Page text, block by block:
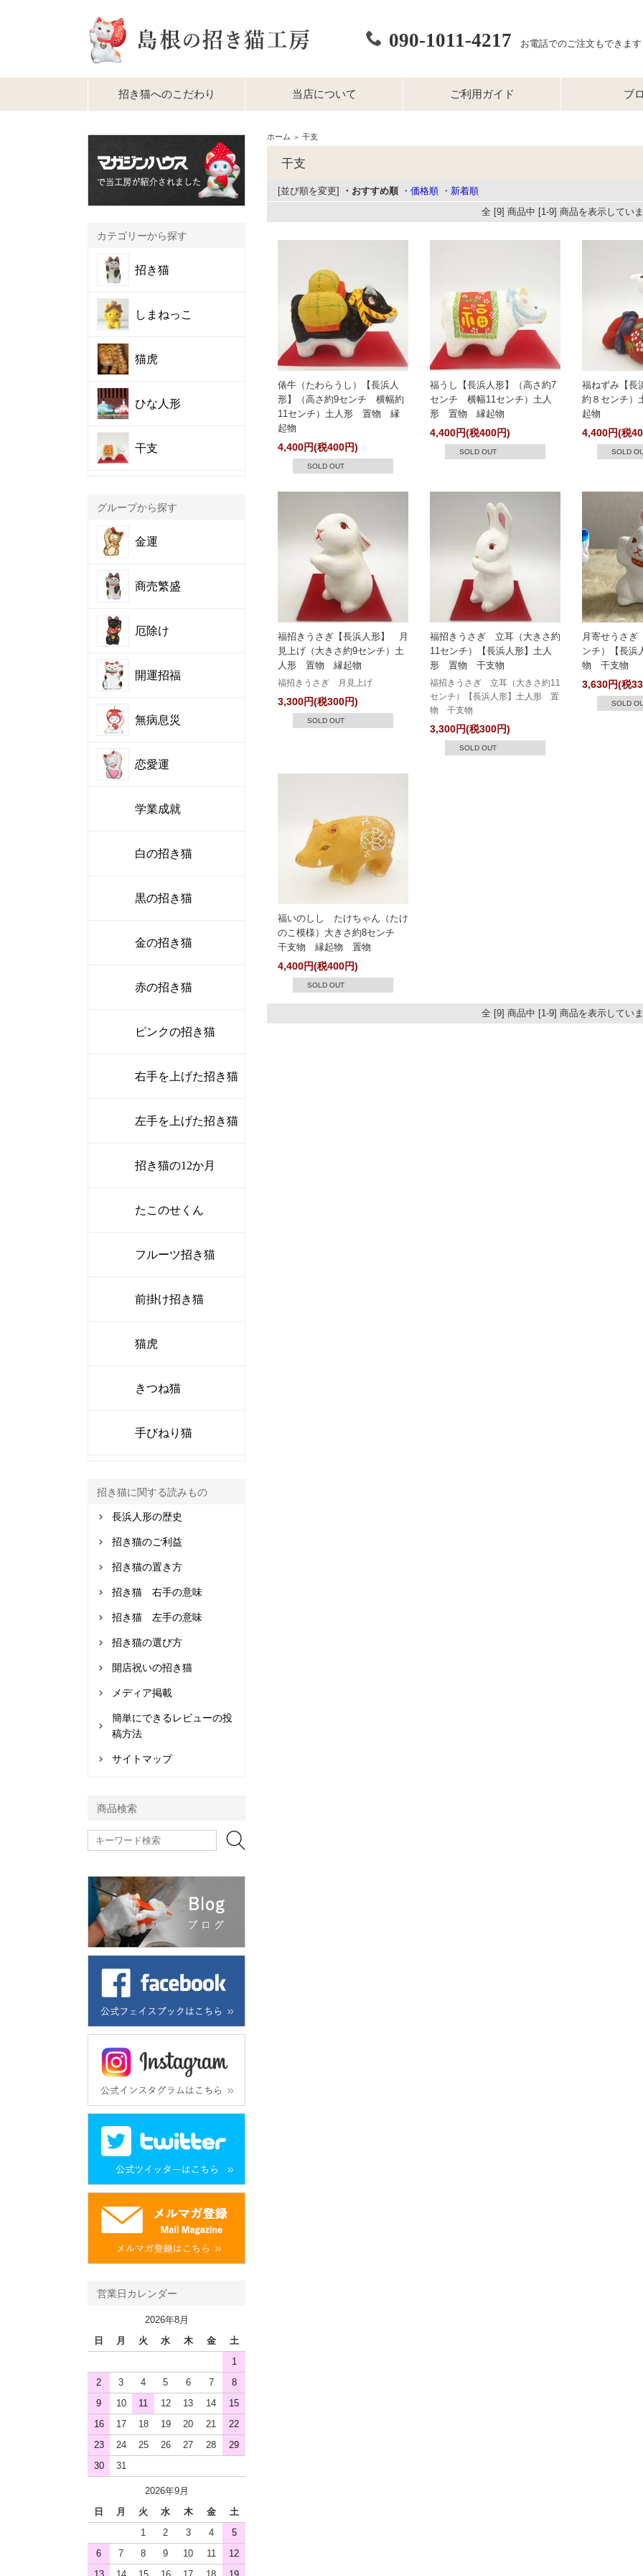
090-1011-4217 お電話でのご注文もできま
招き猫へのこだわり 当店について ご利用ガイド ブ
カテゴリーから探す
招き猫
しまねっこ
猫虎
ひな人形
干支
グループから探す
金運
商売繁盛
厄除け
開運招福
無病息災
恋愛運
学業成就
白の招き猫
黒の招き猫
金の招き猫
赤の招き猫
ピンクの招き猫
右手を上げた招き猫
左手を上げた招き猫
招き猫の12か月
たこのせくん
フルーツ招き猫
前掛け招き猫
猫虎
きつね猫
手びねり猫
招き猫に関する読みもの
長浜人形の歴史
招き猫のご利益
招き猫の置き方
招き猫 右手の意味
招き猫 左手の意味
招き猫の選び方
開店祝いの招き猫
メディア掲載
簡単にできるレビューの投
稿方法
サイトマップ
商品検索
営業日カレンダー
2026年8月
日
月 火 水 木 金
土
1
2
3 4 5 6 7
8
9
10 11 12 13 14
15
16
17 18 19 20 21
22
23
24 25 26 27 28
29
30
31
2026年9月
日
月 火 水 木 金
土
1
2 3 4
5
6
7 8 9 10 11
12
ホーム ＞ 干支
干支
[並び順を変更] ・おすすめ順 ・価格順 ・新着順
全 [9] 商品中 [1-9] 商品を表示してい
俵牛（たわらうし）【長浜人
形】（高さ約9センチ 横幅約
11センチ）土人形 置物 縁
起物
4,400円(税400円)
SOLD OUT
福うし【長浜人形】（高さ約7
センチ 横幅11センチ）土人
形 置物 縁起物
4,400円(税400円)
SOLD OUT
福ねずみ【長
約８センチ
起物
4,400円(税
SOLD
福招きうさぎ【長浜人形】 月
見上げ（大きさ約9センチ）土
人形 置物 縁起物
福招きうさぎ 月見上げ
3,300円(税300円)
SOLD OUT
福招きうさぎ 立耳（大きさ約
11センチ）【長浜人形】土人
形 置物 干支物
福招きうさぎ 立耳（大きさ約11
センチ）【長浜人形】土人形 置
物 干支物
3,300円(税300円)
SOLD OUT
月寄せうさぎ
ンチ）【長
物 干支物
3,630円(税
SOLD
福いのしし たけちゃん（たけ
のこ模様）大きさ約8センチ
干支物 縁起物 置物
4,400円(税400円)
SOLD OUT
全 [9] 商品中 [1-9] 商品を表示してい